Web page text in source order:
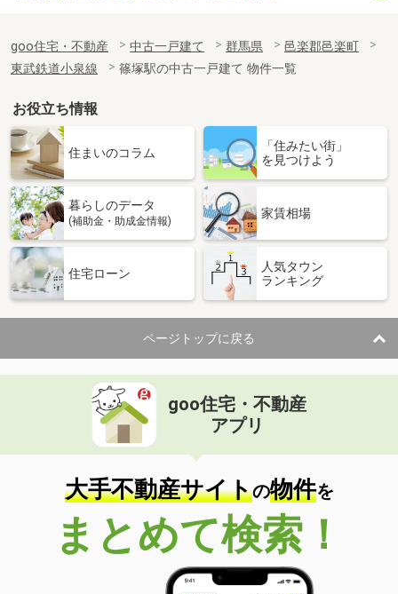
goo住宅・不動産 中古一戸建て 群馬県
邑楽郡邑楽町
東武鉄道小泉線
篠塚駅の中古一戸建て 物件一覧
お役立ち情報
住まいのコラム
「住みたい街」
を見つけよう
暮らしのデータ
(補助金・助成金情報)
家賃相場
住宅ローン
人気タウン
ランキング
ページトップに戻る
goo住宅・不動産
アプリ
大手不動産サイトの物件を
まとめて検索！